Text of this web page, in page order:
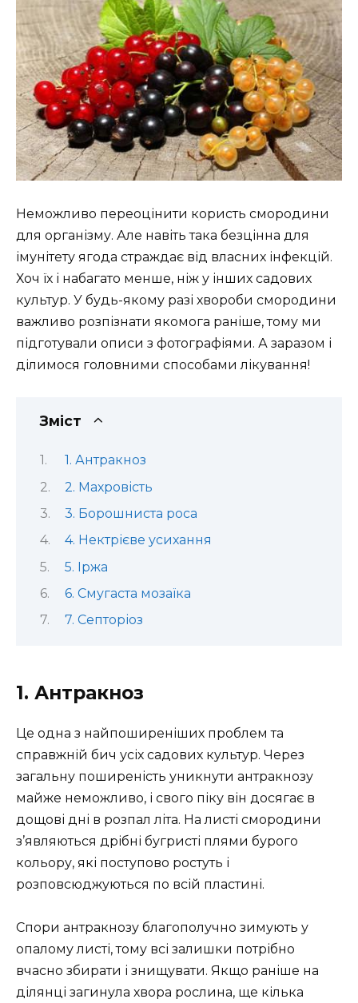
Неможливо переоцінити користь смородини
для організму. Але навіть така безцінна для
імунітету ягода страждає від власних інфекцій.
Хоч їх і набагато менше, ніж у інших садових
культур. У будь-якому разі хвороби смородини
важливо розпізнати якомога раніше, тому ми
підготували описи з фотографіями. А заразом і
ділимося головними способами лікування!
Зміст
1. Антракноз
2. Махровість
3. Борошниста роса
4. Нектрієве усихання
5. Іржа
6. Смугаста мозаїка
7. Септоріоз
1. Антракноз
Це одна з найпоширеніших проблем та
справжній бич усіх садових культур. Через
загальну поширеність уникнути антракнозу
майже неможливо, і свого піку він досягає в
дощові дні в розпал літа. На листі смородини
з’являються дрібні бугристі плями бурого
кольору, які поступово ростуть і
розповсюджуються по всій пластині.
Спори антракнозу благополучно зимують у
опалому листі, тому всі залишки потрібно
вчасно збирати і знищувати. Якщо раніше на
ділянці загинула хвора рослина, ще кілька